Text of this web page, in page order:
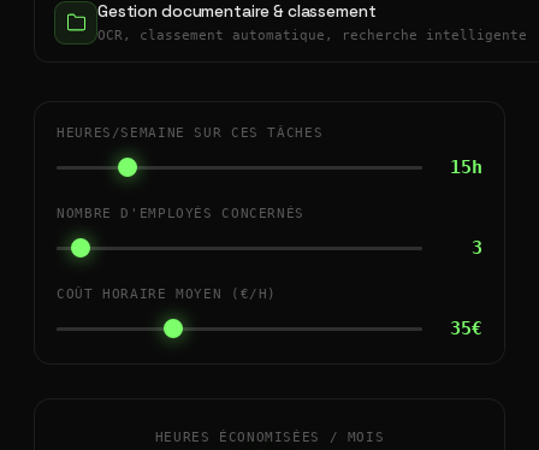
Gestion documentaire & classement
OCR, classement automatique, recherche intelligente
HEURES/SEMAINE SUR CES TÂCHES
15h
NOMBRE D'EMPLOYÉS CONCERNÉS
3
COÛT HORAIRE MOYEN (€/H)
35€
HEURES ÉCONOMISÉES / MOIS